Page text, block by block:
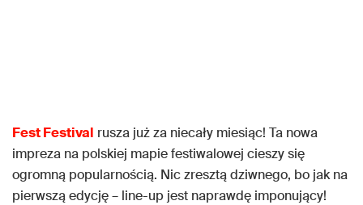
Fest Festival rusza już za niecały miesiąc! Ta nowa
impreza na polskiej mapie festiwalowej cieszy się
ogromną popularnością. Nic zresztą dziwnego, bo jak na
pierwszą edycję – line-up jest naprawdę imponujący!